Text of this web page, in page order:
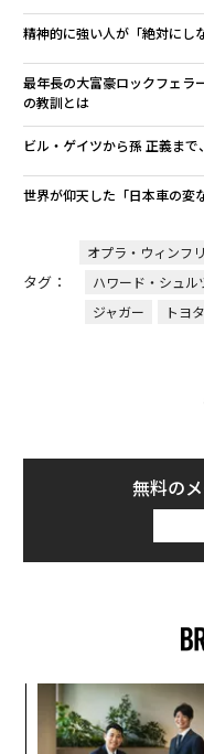
精神的に強い人が「絶対にし
最年長の大富豪ロックフェラ
の教訓とは
ビル・ゲイツから孫 正義まで
世界が仰天した「日本車の
タグ：
オプラ・ウィンフ
ハワード・シュル
ジャガー
トヨタ
無料の